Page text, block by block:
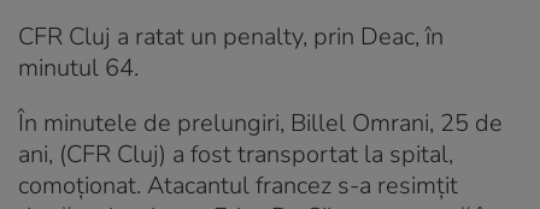
CFR Cluj a ratat un penalty, prin Deac, în
minutul 64.
În minutele de prelungiri, Billel Omrani, 25 de
ani, (CFR Cluj) a fost transportat la spital,
comoționat. Atacantul francez s-a resimțit